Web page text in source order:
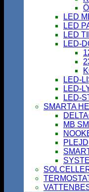
LED
LED
LED
LED-
LED-
LED-
LED-
SMARTA
MB
PLEJD